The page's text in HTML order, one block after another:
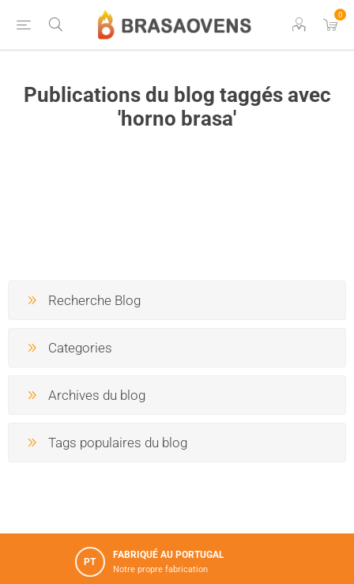
0
Publications du blog taggés avec
'horno brasa'
Recherche Blog
Categories
Archives du blog
Tags populaires du blog
PT
FABRIQUÉ AU PORTUGAL
Notre propre fabrication